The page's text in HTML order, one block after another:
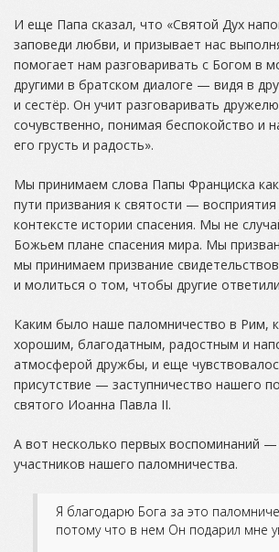
И еще Папа сказал, что «Святой Дух
заповеди любви, и призывает нас
помогает нам разговаривать с Богом в
другими в братском диалоге — видя в
и сестёр. Он учит разговаривать
сочувственно, понимая беспокойство и
его грусть и радость».
Мы принимаем слова Папы Франциска как
пути призвания к святости —
контексте истории спасения. Мы не
Божьем плане спасения мира. Мы
мы принимаем призвание
и молиться о том, чтобы другие
Каким было наше паломничество в Рим,
хорошим, благодатным, радостным и
атмосферой дружбы, и еще
присутствие — заступничество нашего
святого Иоанна Павла II.
А вот несколько первых воспоминаний —
участников нашего паломничества.
Я благодарю Бога за это
потому что в нем Он подарил мне